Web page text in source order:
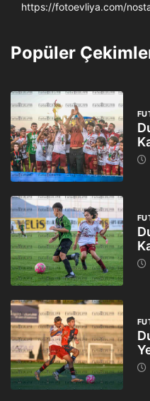
https://fotoevliya.com/
Popüler